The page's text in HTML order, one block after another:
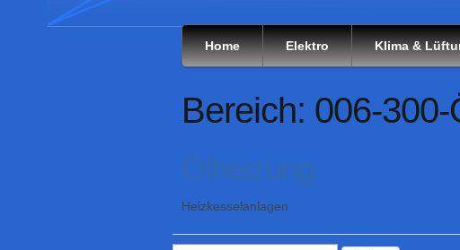
Home Elektro Klima &
Bereich: 006-
Ölheizung
Heizkesselanlagen